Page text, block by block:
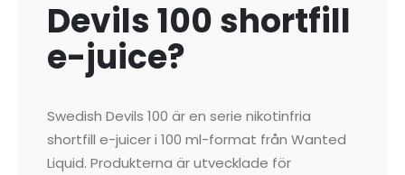
Devils 100 shortfill
e-juice?
Swedish Devils 100 är en serie nikotinfria
shortfill e-juicer i 100 ml-format från Wanted
Liquid. Produkterna är utvecklade för